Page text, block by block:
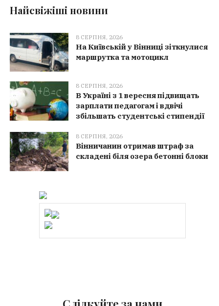
Найсвіжіші новини
8 СЕРПНЯ, 2026
На Київській у Вінниці зіткнулися
маршрутка та мотоцикл
8 СЕРПНЯ, 2026
В Україні з 1 вересня підвищать
зарплати педагогам і вдвічі
збільшать студентські стипендії
8 СЕРПНЯ, 2026
Вінничанин отримав штраф за
складені біля озера бетонні блоки